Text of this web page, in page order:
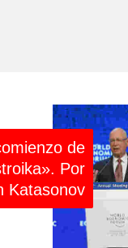
de
Por
Katasonov